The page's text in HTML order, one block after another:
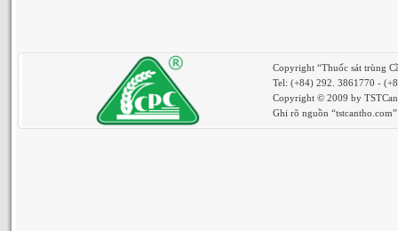
Copyright “Thuốc sát trùng
Tel: (+84) 292. 3861770 -
Copyright © 2009 by
Ghi rõ nguồn